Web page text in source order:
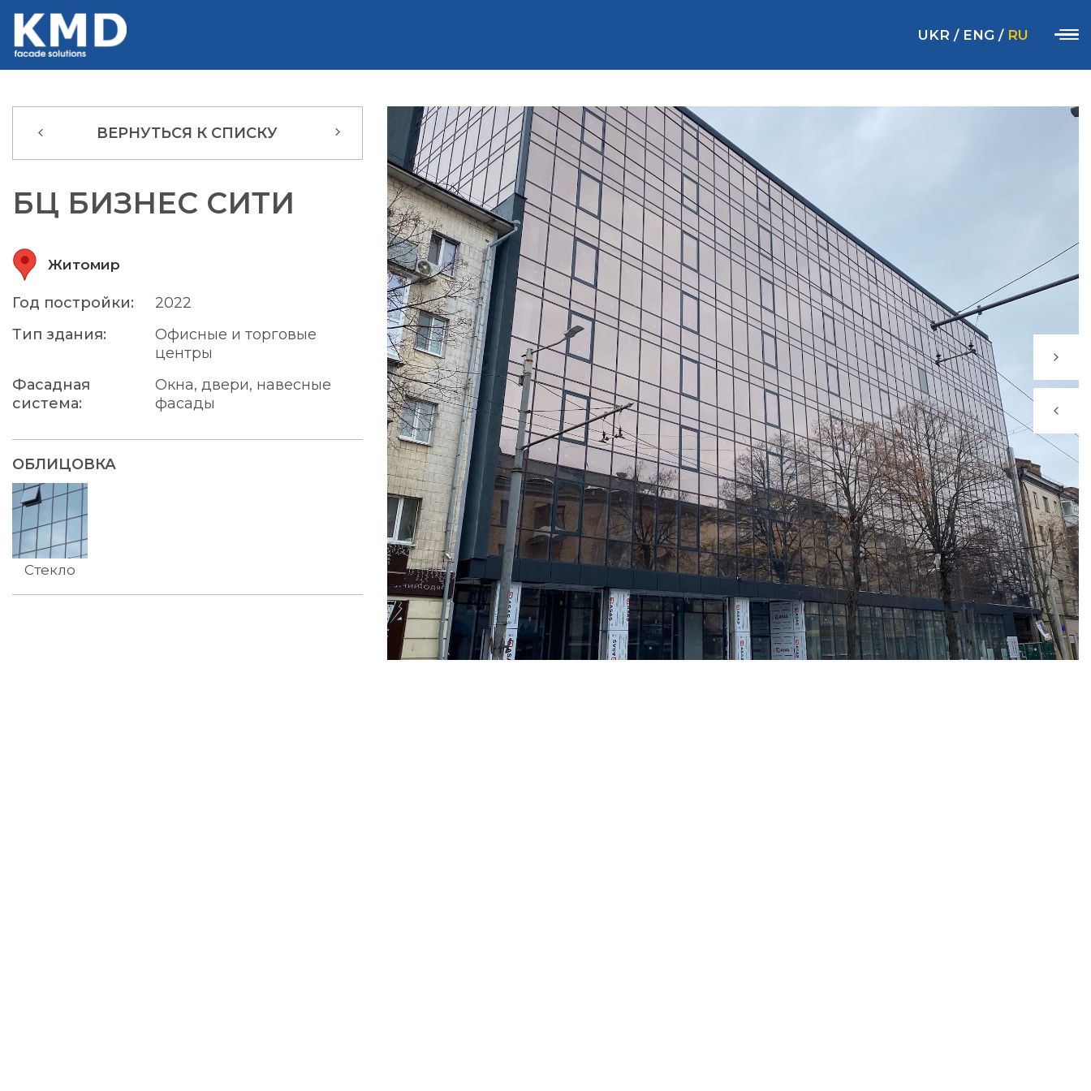
UKR / ENG / RU
ВЕРНУТЬСЯ К СПИСКУ
БЦ БИЗНЕС СИТИ
Житомир
Год постройки:
2022
Тип здания:
Офисные и торговые
центры
Фасадная
система:
Окна, двери, навесные
фасады
ОБЛИЦОВКА
Стекло